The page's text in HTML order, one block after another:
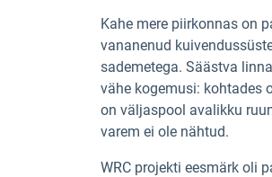
Kahe mere piirkonnas on
vananenud
sademetega. Säästva
vähe kogemusi: kohtades
on väljaspool avalikku
varem ei ole nähtud.
WRC projekti eesmärk oli